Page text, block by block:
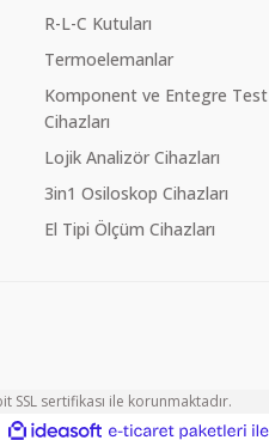
R-L-C Kutuları
Termoelemanlar
Komponent ve Entegre Test
Cihazları
Lojik Analizör Cihazları
3in1 Osiloskop Cihazları
El Tipi Ölçüm Cihazları
SSL sertifikası ile korunmaktadır.
ideasoft e-